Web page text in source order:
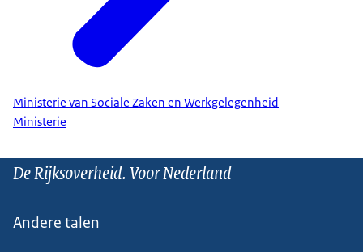
Ministerie van Sociale Zaken en Werkgelegenheid
Ministerie
De Rijksoverheid. Voor Nederland
Andere talen